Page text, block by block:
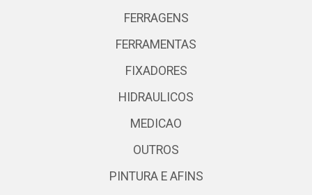
FERRAGENS
FERRAMENTAS
FIXADORES
HIDRAULICOS
MEDICAO
OUTROS
PINTURA E AFINS